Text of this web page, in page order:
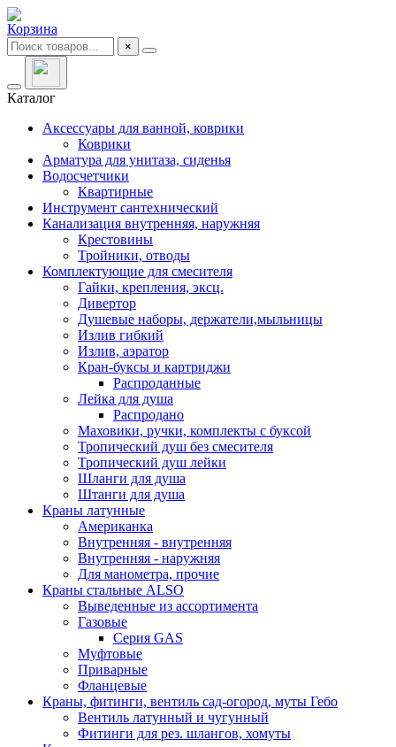
Корзина
×
Каталог
Аксессуары для ванной, коврики
Коврики
Арматура для унитаза, сиденья
Водосчетчики
Квартирные
Инструмент сантехнический
Канализация внутренняя, наружняя
Крестовины
Тройники, отводы
Комплектующие для смесителя
Гайки, крепления, эксц.
Дивертор
Душевые наборы, держатели,мыльницы
Излив гибкий
Излив, аэратор
Кран-буксы и картриджи
Распроданные
Лейка для душа
Распродано
Маховики, ручки, комплекты с буксой
Тропический душ без смесителя
Тропический душ лейки
Шланги для душа
Штанги для душа
Краны латунные
Американка
Внутренняя - внутренняя
Внутренняя - наружняя
Для манометра, прочие
Краны стальные ALSO
Выведенные из ассортимента
Газовые
Серия GAS
Муфтовые
Приварные
Фланцевые
Краны, фитинги, вентиль сад-огород, муты Гебо
Вентиль латунный и чугунный
Фитинги для рез. шлангов, хомуты